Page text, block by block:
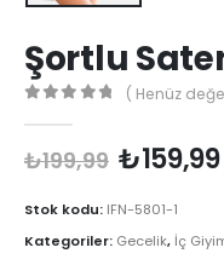
Şortlu
( Henüz
₺199,99 Orijinal
fiyat:
₺199,99.
₺159,99
Stok kodu: IFN-5801-1
Kategoriler: Gecelik, İç